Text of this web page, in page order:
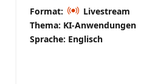
Format:
Livestream
Thema: KI-Anwendungen
Sprache: Englisch